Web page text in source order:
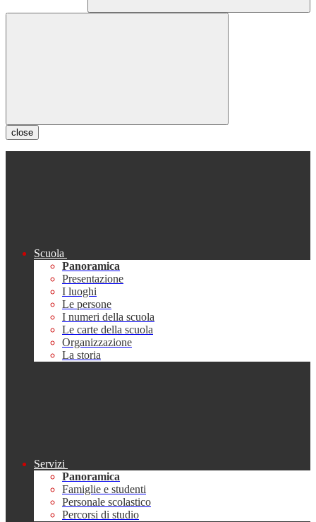
close
Scuola
Panoramica
Presentazione
I luoghi
Le persone
I numeri della scuola
Le carte della scuola
Organizzazione
La storia
Servizi
Panoramica
Famiglie e studenti
Personale scolastico
Percorsi di studio